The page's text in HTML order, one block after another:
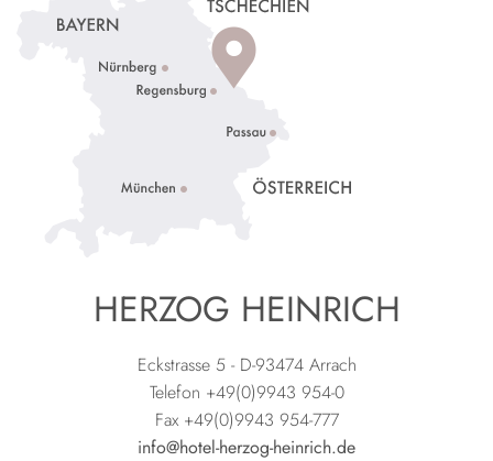
HERZOG HEINRICH
Eckstrasse 5 - D-93474 Arrach
Telefon +49(0)9943 954-0
Fax +49(0)9943 954-777
info@hotel-herzog-heinrich.de